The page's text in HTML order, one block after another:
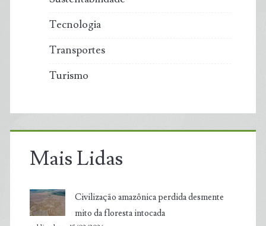
Tecnologia
Transportes
Turismo
Mais Lidas
Civilização amazônica perdida desmente
mito da floresta intocada